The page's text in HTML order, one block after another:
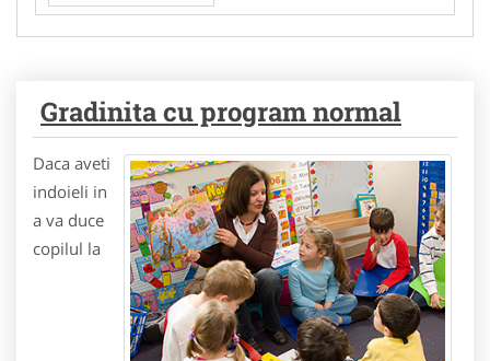
Gradinita cu program normal
Daca aveti
indoieli in
a va duce
copilul la